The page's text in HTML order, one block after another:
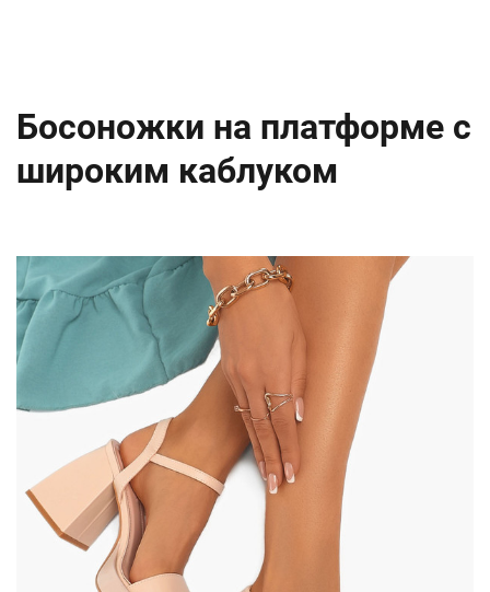
Босоножки на платформе с
широким каблуком